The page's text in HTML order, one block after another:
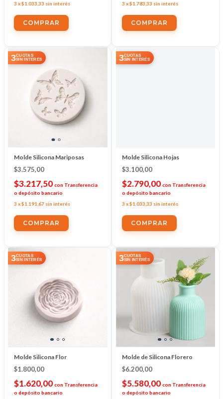
3 x$1.033,33 sin interés
3 x$1.783,33 sin interés
3CUOTAS
SIN INTERÉS
Molde Silicona Mariposas
$3.575,00
$3.217,50 con Transferencia
o depósito bancario
3 x$1.191,67 sin interés
3CUOTAS
SIN INTERÉS
Molde Silicona Hojas
$3.100,00
$2.790,00 con Transferencia
o depósito bancario
3 x$1.033,33 sin interés
3CUOTAS
SIN INTERÉS
Molde Silicona Flor
$1.800,00
$1.620,00 con Transferencia
o depósito bancario
3CUOTAS
SIN INTERÉS
Molde de Silicona Florero
$6.200,00
$5.580,00 con Transferencia
o depósito bancario